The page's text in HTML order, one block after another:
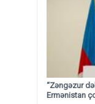
“Zəngəzur
Ermənistan